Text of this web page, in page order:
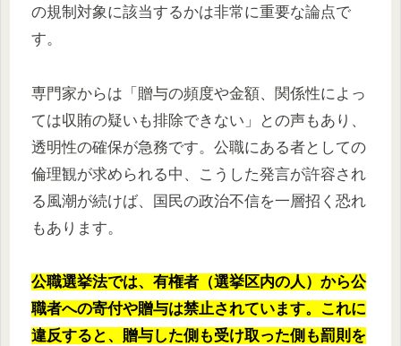
の規制対象に該当するかは非常に重要な論点で
す。
専門家からは「贈与の頻度や金額、関係性によっ
ては収賄の疑いも排除できない」との声もあり、
透明性の確保が急務です。公職にある者としての
倫理観が求められる中、こうした発言が許容され
る風潮が続けば、国民の政治不信を一層招く恐れ
もあります。
公職選挙法では、有権者（選挙区内の人）から公
職者への寄付や贈与は禁止されています。これに
違反すると、贈与した側も受け取った側も罰則を